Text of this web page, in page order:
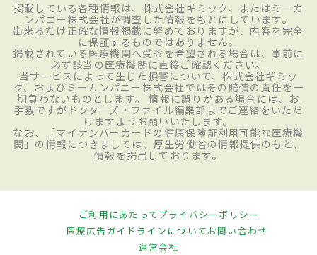
掲載している各種情報は、株式会社ギミック、またはミーカ
ンパニー株式会社が調査した情報をもとにしています。
出来るだけ正確な情報掲載に努めておりますが、内容を完全
に保証するものではありません。
掲載されている医療機関へ受診を希望される場合は、事前に
必ず該当の医療機関に直接ご確認ください。
当サービスによって生じた損害について、株式会社ギミッ
ク、およびミーカンパニー株式会社ではその賠償の責任を一
切負わないものとします。 情報に誤りがある場合には、お
手数ですがドクターズ・ファイル編集部までご連絡をいただ
けますようお願いいたします。
なお、「マイナンバーカードの健康保険証利用可能な医療機
関」の情報につきましては、厚生労働省の情報提供のもと、
情報を掲出しております。
ご利用にあたってプライバシーポリシー
医療広告ガイドラインについてお問い合わせ
運営会社